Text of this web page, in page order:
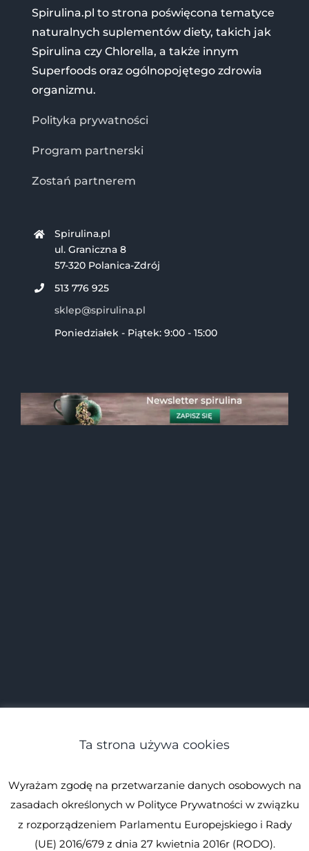
Spirulina.pl to strona poświęcona tematyce
naturalnych suplementów diety, takich jak
Spirulina czy Chlorella, a także innym
Superfoods oraz ogólnopojętego zdrowia
organizmu.
Polityka prywatności
Program partnerski
Zostań partnerem
Spirulina.pl
ul. Graniczna 8
57-320 Polanica-Zdrój
513 776 925
sklep@spirulina.pl
Poniedziałek - Piątek: 9:00 - 15:00
Ta strona używa cookies
Wyrażam zgodę na przetwarzanie danych osobowych na
zasadach określonych w Polityce Prywatności w związku
z rozporządzeniem Parlamentu Europejskiego i Rady
(UE) 2016/679 z dnia 27 kwietnia 2016r (RODO).